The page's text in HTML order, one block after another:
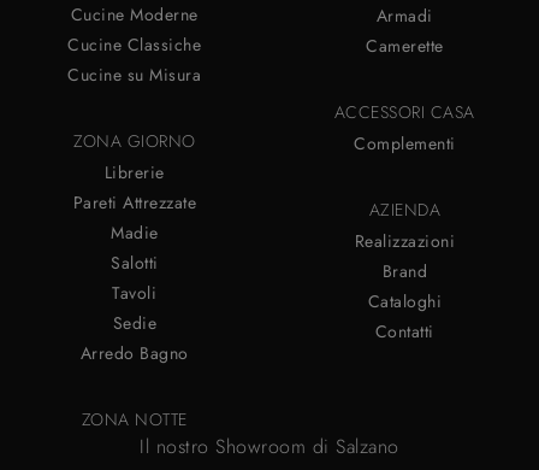
Cucine Moderne
Cucine Classiche
Cucine su Misura
ZONA GIORNO
Librerie
Pareti Attrezzate
Madie
Salotti
Tavoli
Sedie
Arredo Bagno
ZONA NOTTE
Armadi
Camerette
ACCESSORI CASA
Complementi
AZIENDA
Realizzazioni
Brand
Cataloghi
Contatti
Il nostro Showroom di Salzano